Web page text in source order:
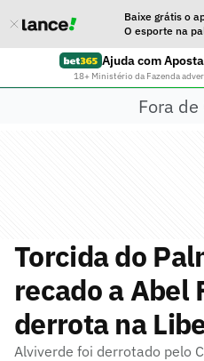
Baixe grátis o
O esporte na
Ajuda com
18+ Ministério da Fazenda
Fora
Torcida do
recado a Abel
derrota na
Alviverde foi derrotado pelo